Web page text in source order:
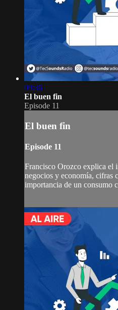
09:36
El buen fin
Episode 11
El buen fin
Episode 11
Francisco Orozco explica el
negocios y economía, cifras
importancia de un consumo